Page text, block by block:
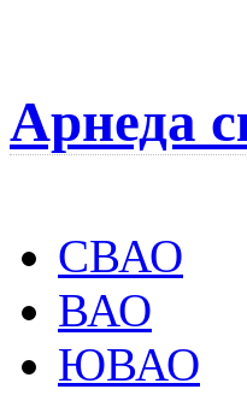
Арнеда
СВАО
ВАО
ЮВАО